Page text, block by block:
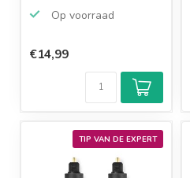
Op voorraad
€14,99
TIP VAN DE EXPERT